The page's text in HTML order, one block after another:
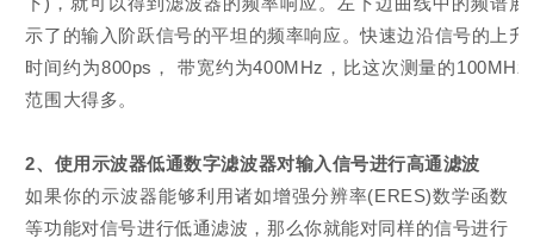
示了的输入阶跃信号的平坦的频率响应。快速边沿信号的上升
时间约为800ps， 带宽约为400MHz，比这次测量的100MHz
范围大得多。
2、使用示波器低通数字滤波器对输入信号进行高通滤波
如果你的示波器能够利用诸如增强分辨率(ERES)数学函数
等功能对信号进行低通滤波，那么你就能对同样的信号进行